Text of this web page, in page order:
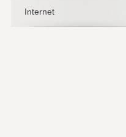
Internet